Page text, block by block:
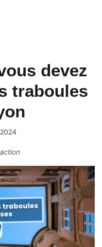
devez
traboules